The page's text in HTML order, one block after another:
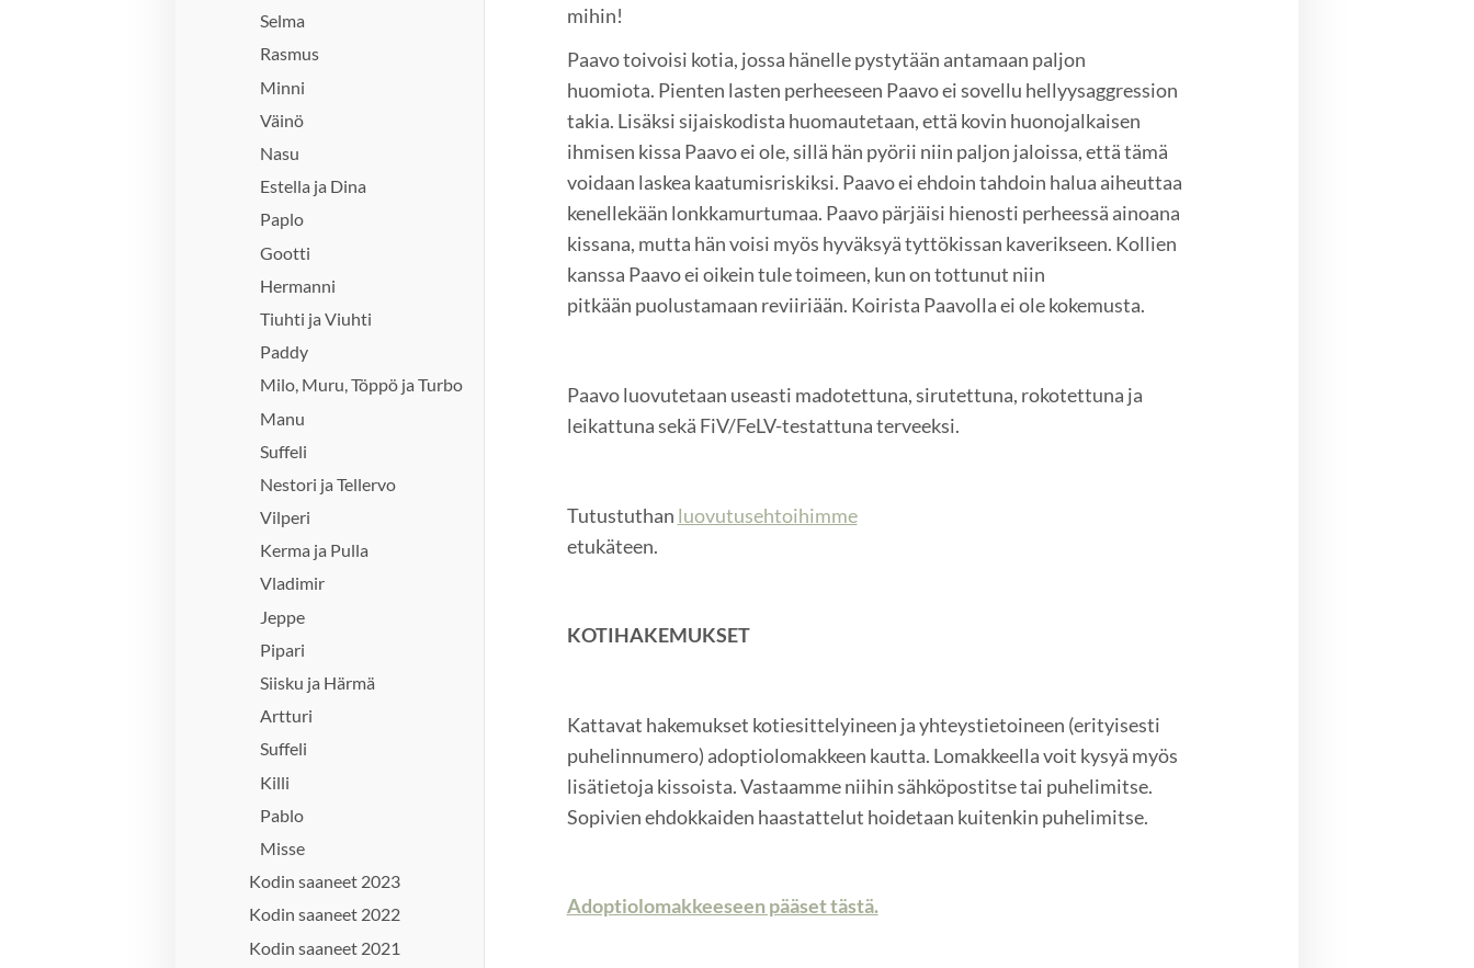
Selma
Rasmus
Minni
Väinö
Nasu
Estella ja Dina
Paplo
Gootti
Hermanni
Tiuhti ja Viuhti
Paddy
Milo, Muru, Töppö ja Turbo
Manu
Suffeli
Nestori ja Tellervo
Vilperi
Kerma ja Pulla
Vladimir
Jeppe
Pipari
Siisku ja Härmä
Artturi
Suffeli
Killi
Pablo
Misse
Kodin saaneet 2023
Kodin saaneet 2022
Kodin saaneet 2021
mihin!
Paavo toivoisi kotia, jossa hänelle pystytään antamaan paljon
huomiota. Pienten lasten perheeseen Paavo ei sovellu hellyysaggression
takia. Lisäksi sijaiskodista huomautetaan, että kovin huonojalkaisen
ihmisen kissa Paavo ei ole, sillä hän pyörii niin paljon jaloissa, että tämä
voidaan laskea kaatumisriskiksi. Paavo ei ehdoin tahdoin halua aiheuttaa
kenellekään lonkkamurtumaa. Paavo pärjäisi hienosti perheessä ainoana
kissana, mutta hän voisi myös hyväksyä tyttökissan kaverikseen. Kollien
kanssa Paavo ei oikein tule toimeen, kun on tottunut niin
pitkään puolustamaan reviiriään. Koirista Paavolla ei ole kokemusta.
Paavo luovutetaan useasti madotettuna, sirutettuna, rokotettuna ja
leikattuna sekä FiV/FeLV-testattuna terveeksi.
Tutustuthan luovutusehtoihimme
etukäteen.
KOTIHAKEMUKSET
Kattavat hakemukset kotiesittelyineen ja yhteystietoineen (erityisesti
puhelinnumero) adoptiolomakkeen kautta. Lomakkeella voit kysyä myös
lisätietoja kissoista. Vastaamme niihin sähköpostitse tai puhelimitse.
Sopivien ehdokkaiden haastattelut hoidetaan kuitenkin puhelimitse.
Adoptiolomakkeeseen pääset tästä.